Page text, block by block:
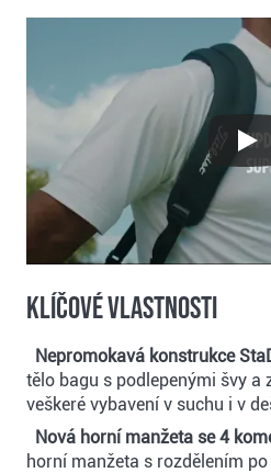
Klíčové vlastnosti
Nepromokavá konstrukce
tělo bagu s podlepenými švy a
veškeré vybavení v suchu i v
Nová horní manžeta se 4
horní manžeta s rozdělením